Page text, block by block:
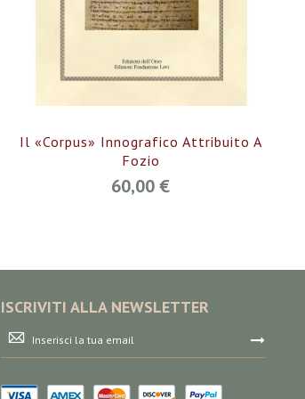
Il «corpus» Innografico Attribuito A
Fozio
60,00 €
ISCRIVITI ALLA NEWSLETTER
Iscriviti
alla
nostra